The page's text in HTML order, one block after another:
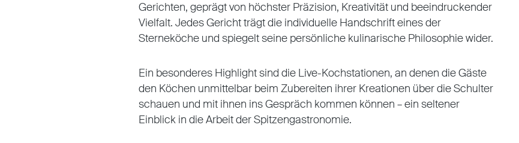
Gerichten, geprägt von höchster Präzision, Kreativität und beeindruckender
Vielfalt. Jedes Gericht trägt die individuelle Handschrift eines der
Sterneköche und spiegelt seine persönliche kulinarische Philosophie wider.
Ein besonderes Highlight sind die Live-Kochstationen, an denen die Gäste
den Köchen unmittelbar beim Zubereiten ihrer Kreationen über die Schulter
schauen und mit ihnen ins Gespräch kommen können – ein seltener
Einblick in die Arbeit der Spitzengastronomie.